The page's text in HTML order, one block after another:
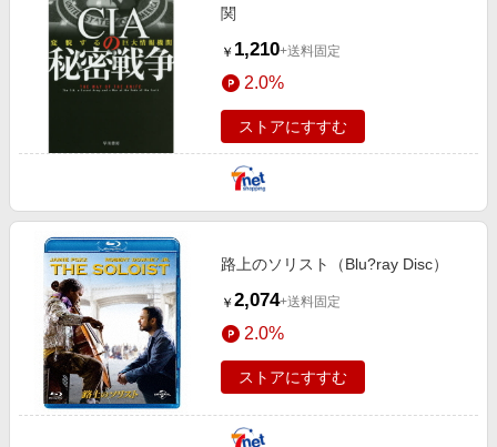
関
￥ 1,210+送料固定
2.0%
ストアにすすむ
路上のソリスト（Blu?ray Disc）
￥ 2,074+送料固定
2.0%
ストアにすすむ